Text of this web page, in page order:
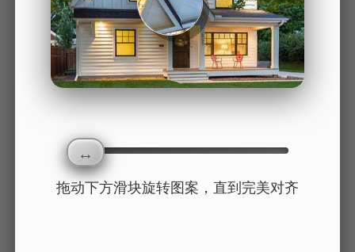
拖动下方滑块旋转图案，直到完美对齐